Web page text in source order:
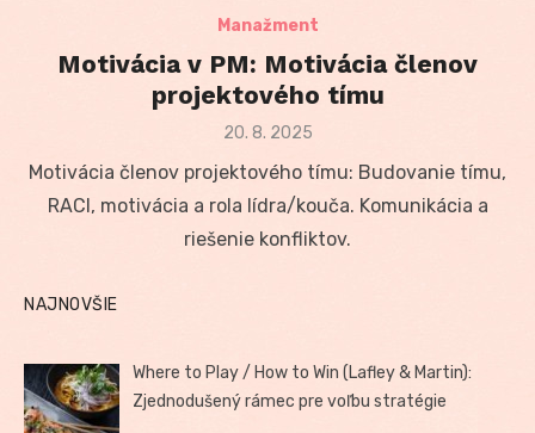
Manažment
Motivácia v PM: Motivácia členov
projektového tímu
Posted
20. 8. 2025
Motivácia členov projektového tímu: Budovanie tímu,
RACI, motivácia a rola lídra/kouča. Komunikácia a
riešenie konfliktov.
NAJNOVŠIE
Where to Play / How to Win (Lafley & Martin):
Zjednodušený rámec pre voľbu stratégie